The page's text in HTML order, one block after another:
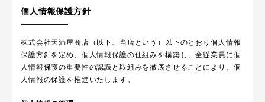
個人情報保護方針
株式会社天満屋商店（以下、当店という）以下のとおり個人情報
保護方針を定め、個人情報保護の仕組みを構築し、全従業員に個
人情報保護の重要性の認識と取組みを徹底させることにより、個
人情報の保護を推進いたします。